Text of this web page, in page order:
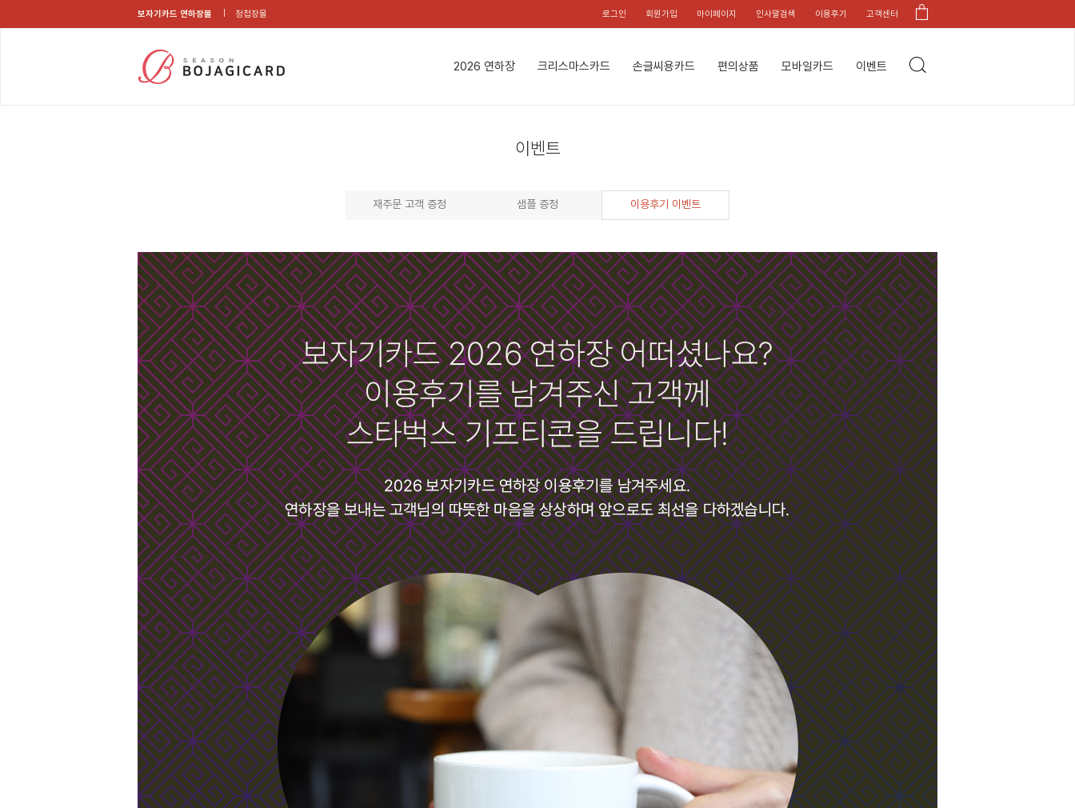
보자기카드 연하장몰 청첩장몰 로그인 회원가입 마이페이지 인사말검색 이용후기 고객센터
2026 연하장 크리스마스카드 손글씨용카드 편의상품 모바일카드 이벤트
이벤트
재주문 고객 증정 샘플 증정 이용후기 이벤트